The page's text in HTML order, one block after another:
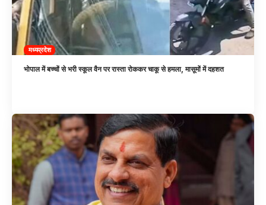
मध्यप्रदेश
भोपाल में बच्चों से भरी स्कूल वैन पर रास्ता रोककर चाकू से हमला, मासूमों में दहशत